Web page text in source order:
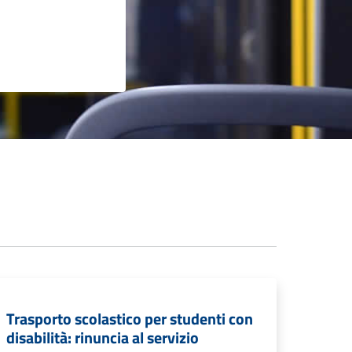
Trasporto scolastico per studenti con
disabilità: rinuncia al servizio